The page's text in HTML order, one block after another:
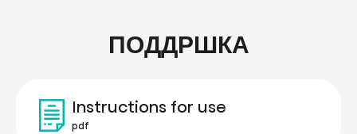
ПОДДРШКА
Instructions for use
pdf